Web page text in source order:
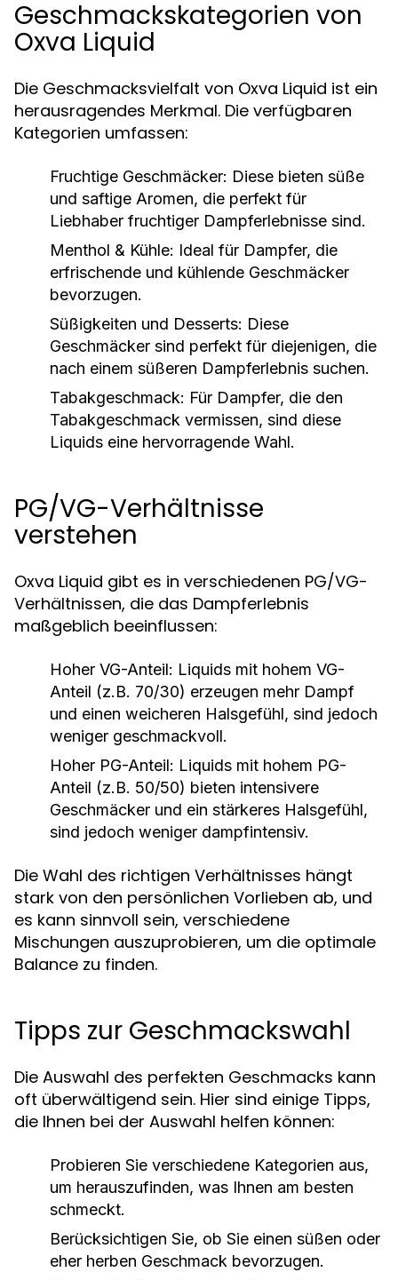
Geschmackskategorien von
Oxva Liquid
Die Geschmacksvielfalt von Oxva Liquid ist ein
herausragendes Merkmal. Die verfügbaren
Kategorien umfassen:
Fruchtige Geschmäcker: Diese bieten süße
und saftige Aromen, die perfekt für
Liebhaber fruchtiger Dampferlebnisse sind.
Menthol & Kühle: Ideal für Dampfer, die
erfrischende und kühlende Geschmäcker
bevorzugen.
Süßigkeiten und Desserts: Diese
Geschmäcker sind perfekt für diejenigen, die
nach einem süßeren Dampferlebnis suchen.
Tabakgeschmack: Für Dampfer, die den
Tabakgeschmack vermissen, sind diese
Liquids eine hervorragende Wahl.
PG/VG-Verhältnisse
verstehen
Oxva Liquid gibt es in verschiedenen PG/VG-
Verhältnissen, die das Dampferlebnis
maßgeblich beeinflussen:
Hoher VG-Anteil: Liquids mit hohem VG-
Anteil (z.B. 70/30) erzeugen mehr Dampf
und einen weicheren Halsgefühl, sind jedoch
weniger geschmackvoll.
Hoher PG-Anteil: Liquids mit hohem PG-
Anteil (z.B. 50/50) bieten intensivere
Geschmäcker und ein stärkeres Halsgefühl,
sind jedoch weniger dampfintensiv.
Die Wahl des richtigen Verhältnisses hängt
stark von den persönlichen Vorlieben ab, und
es kann sinnvoll sein, verschiedene
Mischungen auszuprobieren, um die optimale
Balance zu finden.
Tipps zur Geschmackswahl
Die Auswahl des perfekten Geschmacks kann
oft überwältigend sein. Hier sind einige Tipps,
die Ihnen bei der Auswahl helfen können:
Probieren Sie verschiedene Kategorien aus,
um herauszufinden, was Ihnen am besten
schmeckt.
Berücksichtigen Sie, ob Sie einen süßen oder
eher herben Geschmack bevorzugen.